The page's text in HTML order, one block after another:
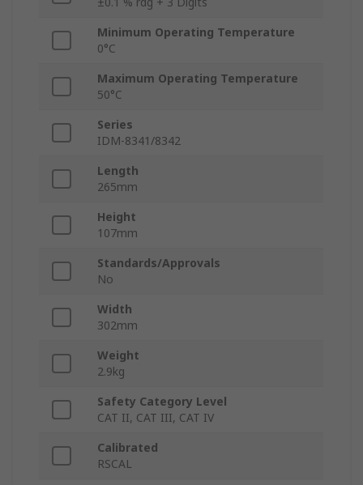
Minimum Operating Temperature
0°C
Maximum Operating Temperature
50°C
Series
IDM-8341/8342
Length
265mm
Height
107mm
Standards/Approvals
No
Width
302mm
Weight
2.9kg
Safety Category Level
CAT II, CAT III, CAT IV
Calibrated
RSCAL